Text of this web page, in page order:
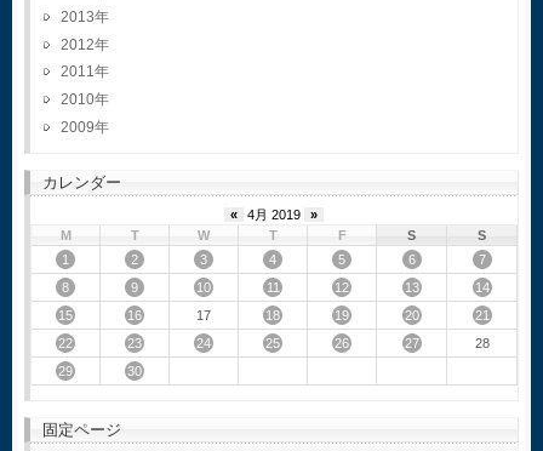
2013
2012
2011
2010
2009
カレンダー
« 4月 2019
»
M
T W T F S
S
1
2 3 4 5 6
7
8
9 10 11 12 13
14
15
16 17 18 19 20
21
22
23 24 25 26 27
28
29
30
固定ページ